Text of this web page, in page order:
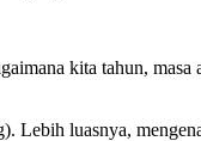
kita tahun, masa
luasnya,